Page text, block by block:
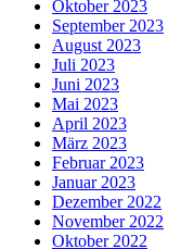
Oktober 2023
September 2023
August 2023
Juli 2023
Juni 2023
Mai 2023
April 2023
März 2023
Februar 2023
Januar 2023
Dezember 2022
November 2022
Oktober 2022